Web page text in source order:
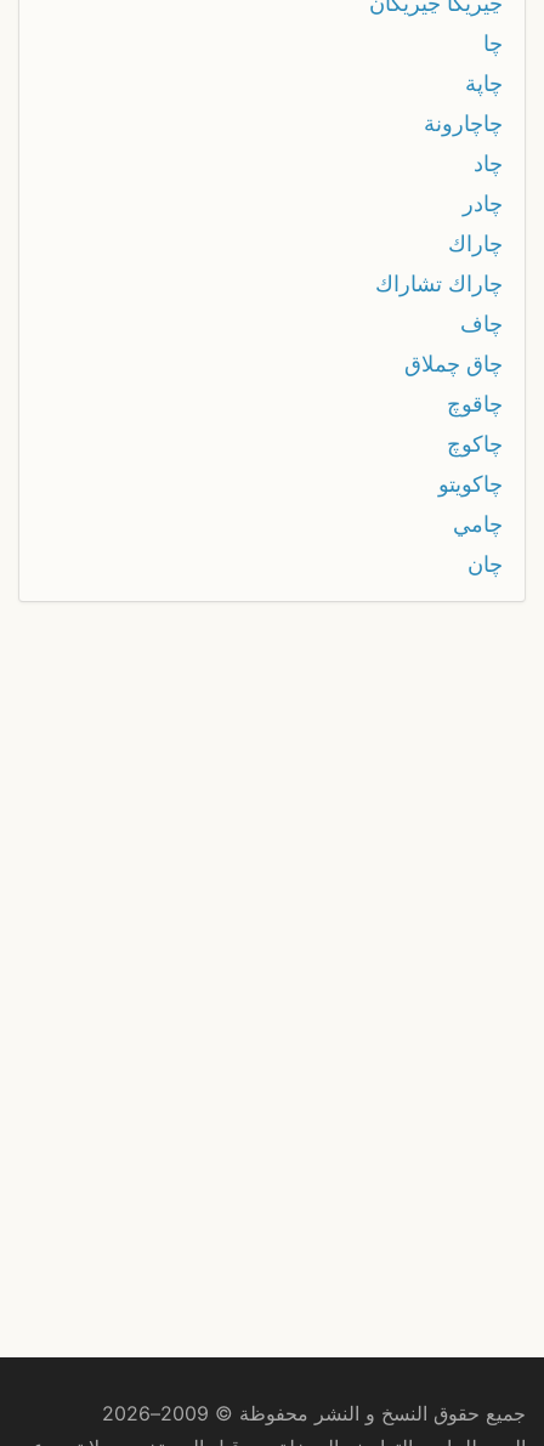
چا
چاپة
چاچارونة
چاد
چادر
چاراك
چاراك تشاراك
چاف
چاق چملاق
چاقوچ
چاكوچ
چاكويتو
چامي
چان
جميع حقوق النسخ و النشر محفوظة © 2009–2026